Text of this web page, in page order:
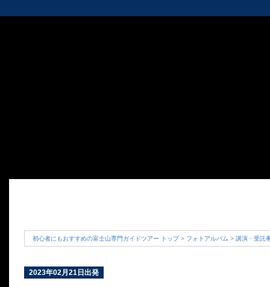
初心者にもおすすめの富士山専門ガイドツアー トップ> フォトアルバム > 講演・受託
2023年02月21日出発